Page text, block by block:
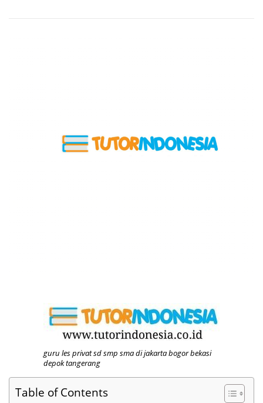
guru les privat sd smp sma di jakarta bogor bekasi
depok tangerang
Table of Contents